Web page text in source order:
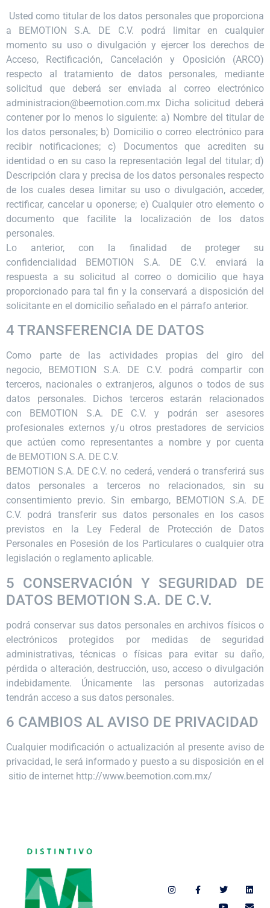
Usted como titular de los datos personales que proporciona
a BEMOTION S.A. DE C.V. podrá limitar en cualquier
momento su uso o divulgación y ejercer los derechos de
Acceso, Rectificación, Cancelación y Oposición (ARCO)
respecto al tratamiento de datos personales, mediante
solicitud que deberá ser enviada al correo electrónico
administracion@beemotion.com.mx Dicha solicitud deberá
contener por lo menos lo siguiente: a) Nombre del titular de
los datos personales; b) Domicilio o correo electrónico para
recibir notificaciones; c) Documentos que acrediten su
identidad o en su caso la representación legal del titular; d)
Descripción clara y precisa de los datos personales respecto
de los cuales desea limitar su uso o divulgación, acceder,
rectificar, cancelar u oponerse; e) Cualquier otro elemento o
documento que facilite la localización de los datos
personales.
Lo anterior, con la finalidad de proteger su
confidencialidad BEMOTION S.A. DE C.V. enviará la
respuesta a su solicitud al correo o domicilio que haya
proporcionado para tal fin y la conservará a disposición del
solicitante en el domicilio señalado en el párrafo anterior.
4 TRANSFERENCIA DE DATOS
Como parte de las actividades propias del giro del
negocio, BEMOTION S.A. DE C.V. podrá compartir con
terceros, nacionales o extranjeros, algunos o todos de sus
datos personales. Dichos terceros estarán relacionados
con BEMOTION S.A. DE C.V. y podrán ser asesores
profesionales externos y/u otros prestadores de servicios
que actúen como representantes a nombre y por cuenta
de BEMOTION S.A. DE C.V.
BEMOTION S.A. DE C.V. no cederá, venderá o transferirá sus
datos personales a terceros no relacionados, sin su
consentimiento previo. Sin embargo, BEMOTION S.A. DE
C.V. podrá transferir sus datos personales en los casos
previstos en la Ley Federal de Protección de Datos
Personales en Posesión de los Particulares o cualquier otra
legislación o reglamento aplicable.
5 CONSERVACIÓN Y SEGURIDAD DE
DATOS BEMOTION S.A. DE C.V.
podrá conservar sus datos personales en archivos físicos o
electrónicos protegidos por medidas de seguridad
administrativas, técnicas o físicas para evitar su daño,
pérdida o alteración, destrucción, uso, acceso o divulgación
indebidamente. Únicamente las personas autorizadas
tendrán acceso a sus datos personales.
6 CAMBIOS AL AVISO DE PRIVACIDAD
Cualquier modificación o actualización al presente aviso de
privacidad, le será informado y puesto a su disposición en el
sitio de internet http://www.beemotion.com.mx/